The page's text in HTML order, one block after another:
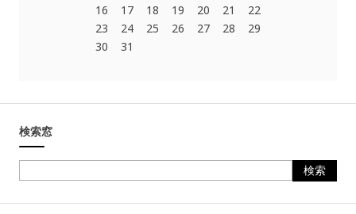
16
23
30
17
24
31
18
25
19
26
20
27
21
28
22
29
検索窓